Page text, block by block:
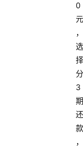
0
元
，
选
择
分
3
期
还
款
，